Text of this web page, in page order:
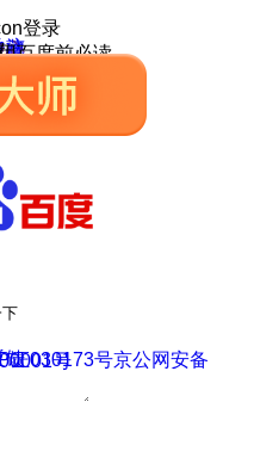
登录
注
藏
心
馈百度前必读
馈
证030173号
号